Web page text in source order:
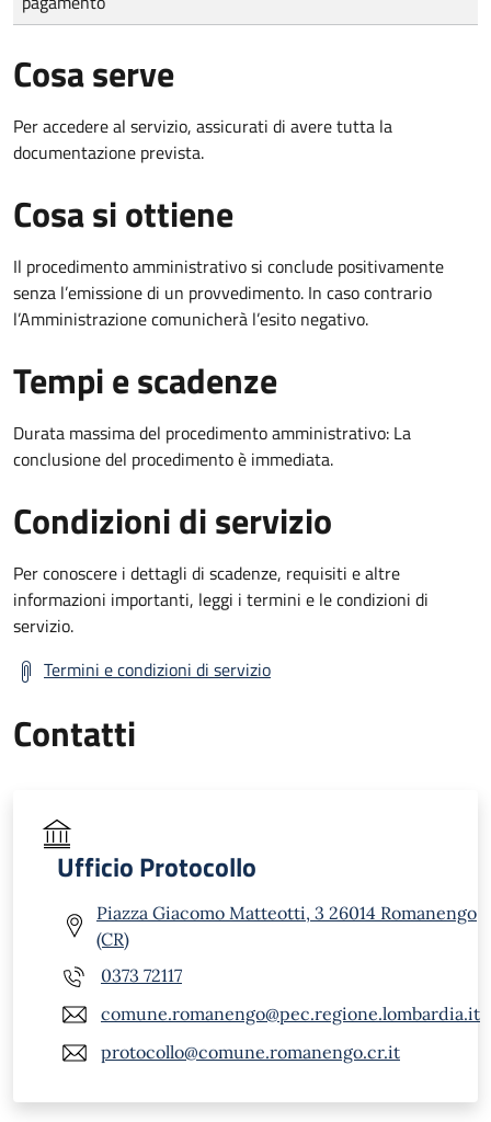
Cosa serve
Per accedere al servizio, assicurati di avere tutta la
documentazione prevista.
Cosa si ottiene
Il procedimento amministrativo si conclude positivamente
senza l’emissione di un provvedimento. In caso contrario
l’Amministrazione comunicherà l’esito negativo.
Tempi e scadenze
Durata massima del procedimento amministrativo: La
conclusione del procedimento è immediata.
Condizioni di servizio
Per conoscere i dettagli di scadenze, requisiti e altre
informazioni importanti, leggi i termini e le condizioni di
servizio.
Termini e condizioni di servizio
Contatti
Ufficio Protocollo
Piazza Giacomo Matteotti, 3 26014 Romanengo
(CR)
0373 72117
comune.romanengo@pec.regione.lombardia.it
protocollo@comune.romanengo.cr.it